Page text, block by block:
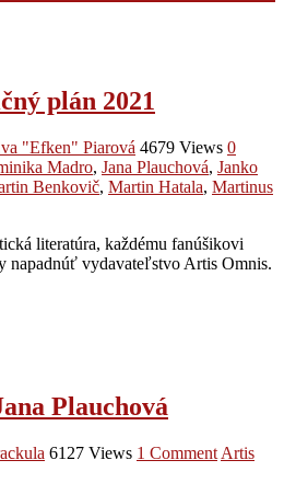
plán 2021
"Efken" Piarová 4679 Views 0
Madro, Jana Plauchová, Janko
Benkovič, Martin Hatala, Martinus
literatúra, každému fanúšikovi
napadnúť vydavateľstvo Artis Omnis.
Plauchová
6127 Views 1 Comment Artis